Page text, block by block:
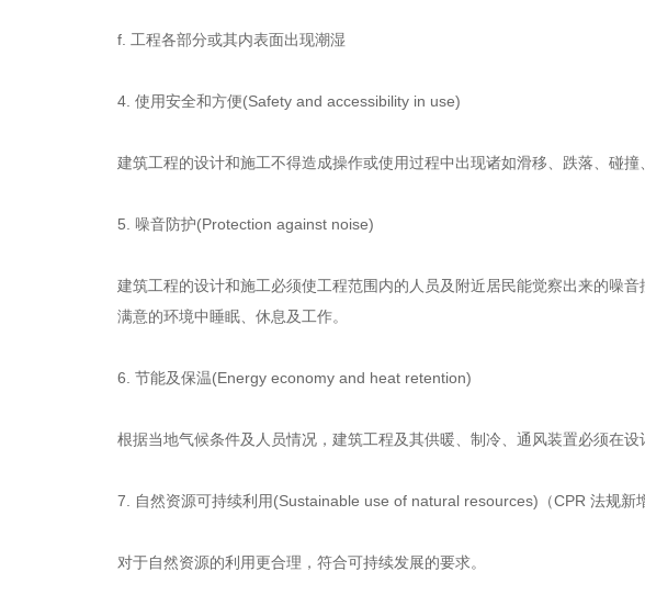
f. 工程各部分或其内表面出现潮湿
4. 使用安全和方便(Safety and accessibility in use)
建筑工程的设计和施工不得造成操作或使用过程中出现诸如滑移、跌落、碰
5. 噪音防护(Protection against noise)
建筑工程的设计和施工必须使工程范围内的人员及附近居民能觉察出来的噪
满意的环境中睡眠、休息及工作。
6. 节能及保温(Energy economy and heat retention)
根据当地气候条件及人员情况，建筑工程及其供暖、制冷、通风装置必须在设
7. 自然资源可持续利用(Sustainable use of natural resources)（CPR 法规新
对于自然资源的利用更合理，符合可持续发展的要求。